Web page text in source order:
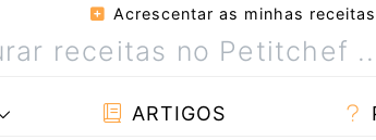
Acrescentar as minhas receitas
ARTIGOS